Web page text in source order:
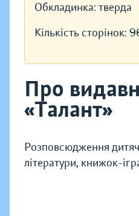
Обкладинка: тверда
Кількість сторінок:
Про
«Талант»
Розповсюдження
літератури, книжок-